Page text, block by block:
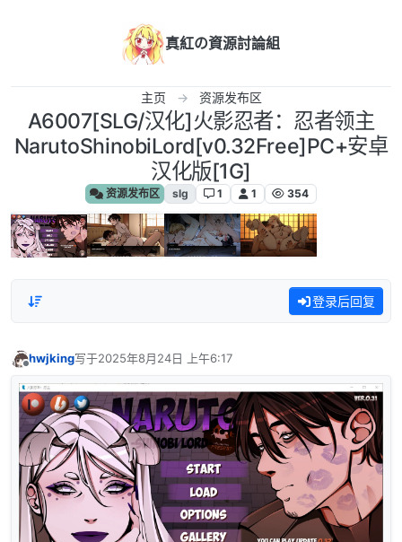
真紅の資源討論組
主页 资源发布区
A6007[SLG/汉化]火影忍者：忍者领主
NarutoShinobiLord[v0.32Free]PC+安卓
汉化版[1G]
资源发布区 slg 1 1 354
登录后回复
hwjking写于2025年8月24日 上午6:17
最后由 编辑